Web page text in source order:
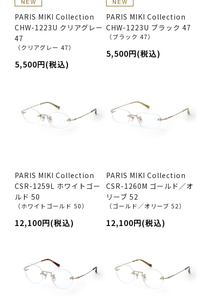
PARIS MIKI Collection
CHW-1223U クリアグレー
47
（クリアグレー 47）
5,500円(税込)
PARIS MIKI Collection
CHW-1223U ブラック 47
（ブラック 47）
5,500円(税込)
PARIS MIKI Collection
CSR-1259L ホワイトゴー
ルド 50
（ホワイトゴールド 50）
12,100円(税込)
PARIS MIKI Collection
CSR-1260M ゴールド／オ
リーブ 52
（ゴールド／オリーブ 52）
12,100円(税込)